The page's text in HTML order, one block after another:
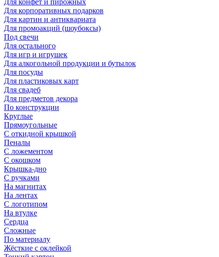
Для конфет и пирожных
Для корпоративных подарков
Для картин и антиквариата
Для промоакций (шоубоксы)
Под свечи
Для остального
Для игр и игрушек
Для алкогольной продукции и бутылок
Для посуды
Для пластиковых карт
Для свадеб
Для предметов декора
По конструкции
Круглые
Прямоугольные
С откидной крышкой
Пеналы
С ложементом
С окошком
Крышка-дно
С ручками
На магнитах
На лентах
С логотипом
На втулке
Сердца
Сложные
По материалу
Жёсткие с оклейкой